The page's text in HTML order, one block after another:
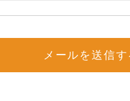
メールを送信す